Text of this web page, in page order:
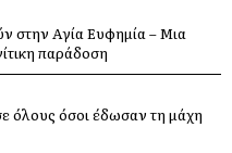
στην Αγία Ευφημία – Μια
παράδοση
όλους όσοι έδωσαν τη μάχη